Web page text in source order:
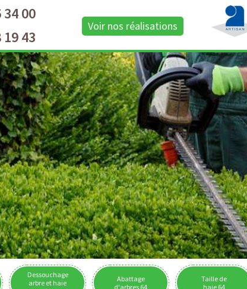
34 00
19 43
Voir nos réalisations
Dessouchage
arbre et haie
Abattage
d'arbres 64
Taille de
haie 64